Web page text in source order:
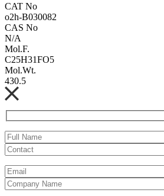
CAT No
o2h-B030082
CAS No
N/A
Mol.F.
C25H31FO5
Mol.Wt.
430.5